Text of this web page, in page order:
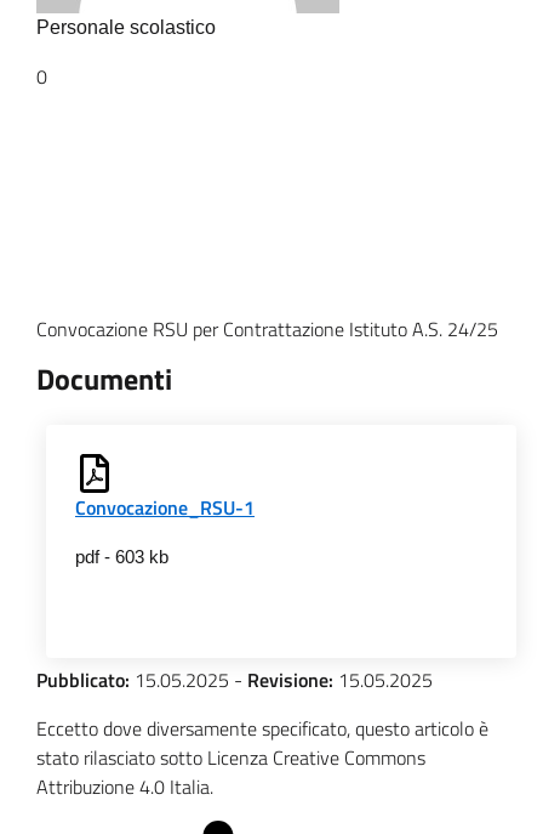
Personale scolastico
0
Convocazione RSU per Contrattazione Istituto A.S. 24/25
Documenti
Convocazione_RSU-1
pdf - 603 kb
Pubblicato: 15.05.2025 - Revisione: 15.05.2025
Eccetto dove diversamente specificato, questo articolo è
stato rilasciato sotto Licenza Creative Commons
Attribuzione 4.0 Italia.